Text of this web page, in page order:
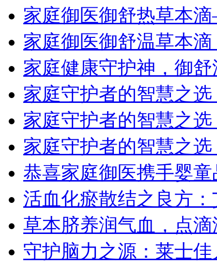
家庭御医御舒热草本
家庭御医御舒温草本
家庭健康守护神，御
家庭守护者的智慧之
家庭守护者的智慧之
家庭守护者的智慧之
恭喜家庭御医携手婴
活血化瘀散结之良方
草本脐养润气血，点
守护脑力之源：莱士